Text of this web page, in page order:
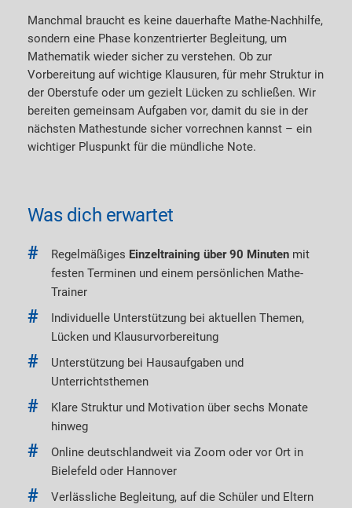
e
–
6
M
o
n
a
t
e
g
e
Manchmal braucht es keine dauerhafte Mathe-Nachhilfe,
sondern eine Phase konzentrierter Begleitung, um
Mathematik wieder sicher zu verstehen. Ob zur
Vorbereitung auf wichtige Klausuren, für mehr Struktur in
der Oberstufe oder um gezielt Lücken zu schließen. Wir
bereiten gemeinsam Aufgaben vor, damit du sie in der
nächsten Mathestunde sicher vorrechnen kannst – ein
wichtiger Pluspunkt für die mündliche Note.
Was dich erwartet
Regelmäßiges Einzeltraining über 90 Minuten mit
festen Terminen und einem persönlichen Mathe-
Trainer
Individuelle Unterstützung bei aktuellen Themen,
Lücken und Klausurvorbereitung
Unterstützung bei Hausaufgaben und
Unterrichtsthemen
Klare Struktur und Motivation über sechs Monate
hinweg
Online deutschlandweit via Zoom oder vor Ort in
Bielefeld oder Hannover
Verlässliche Begleitung, auf die Schüler und Eltern